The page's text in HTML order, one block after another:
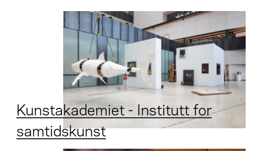
Kunstakademiet - Institutt for
samtidskunst